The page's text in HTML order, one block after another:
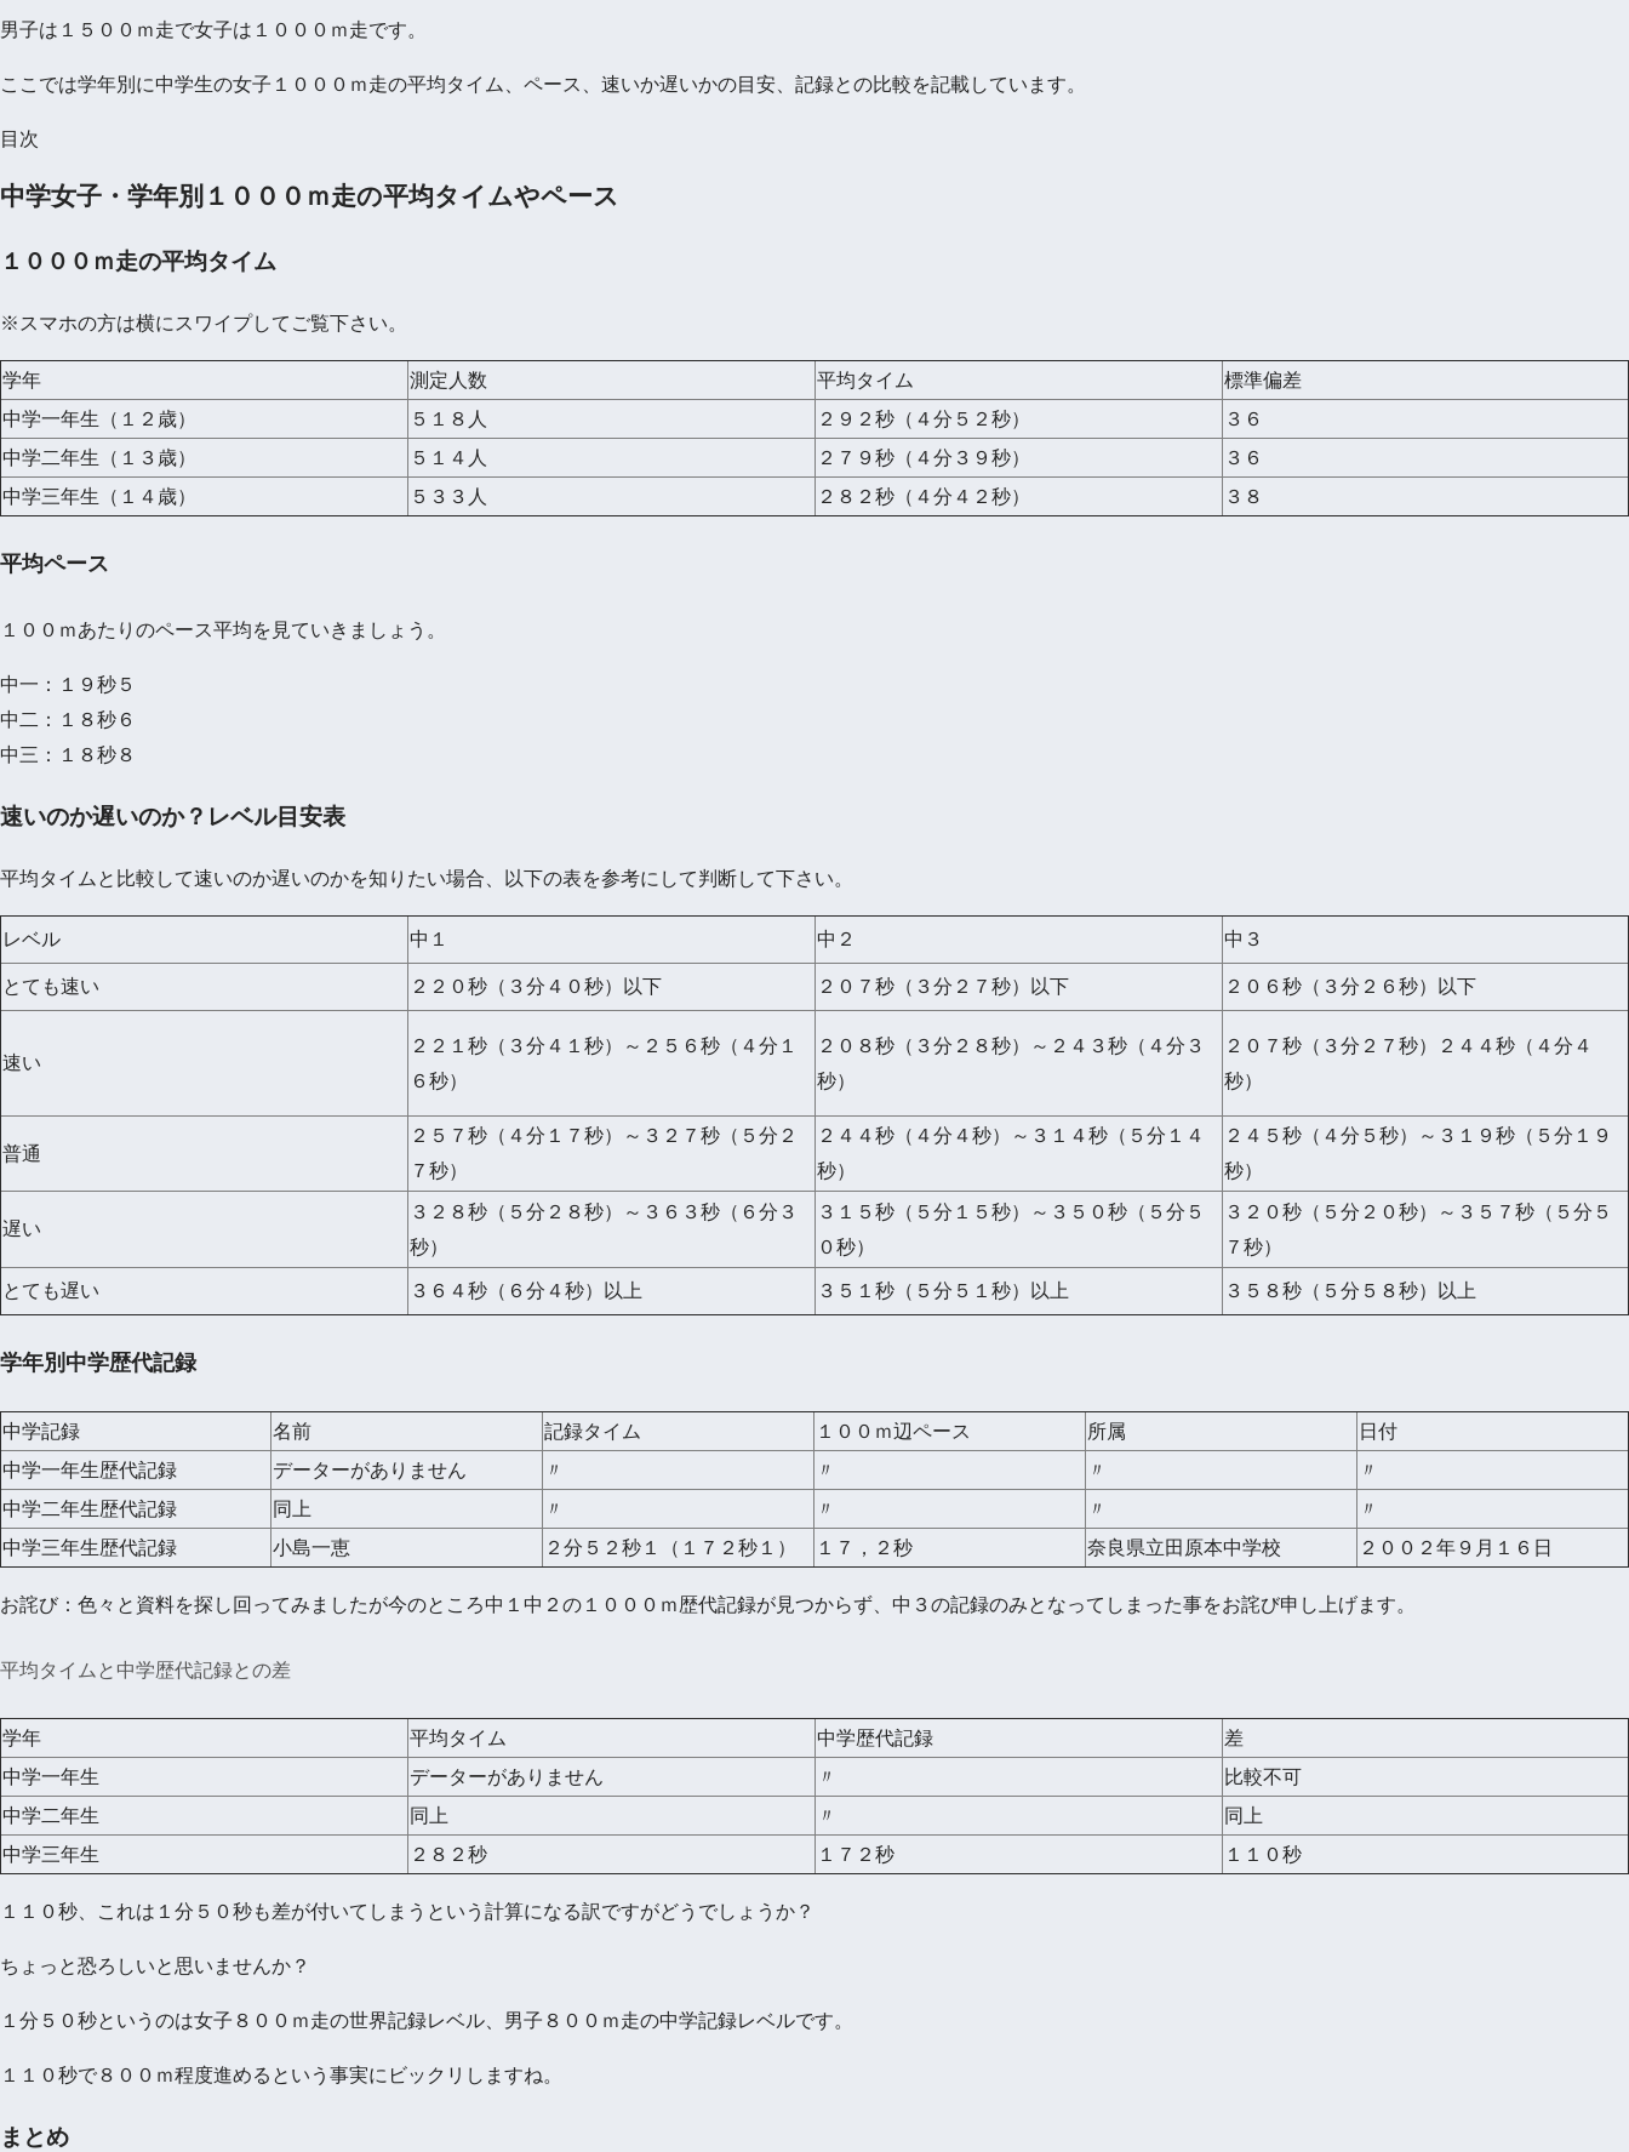
男子は１５００ｍ走で女子は１０００ｍ走です。
ここでは学年別に中学生の女子１０００ｍ走の平均タイム、ペース、速いか遅いかの目安、記録との比較を記載しています。
目次
中学女子・学年別１０００ｍ走の平均タイムやペース
１０００ｍ走の平均タイム
※スマホの方は横にスワイプしてご覧下さい。
学年 測定人数 平均タイム
標準偏差
中学一年生（１２歳）
５１８人 ２９２秒（４分５２秒）
３６
中学二年生（１３歳）
５１４人 ２７９秒（４分３９秒）
３６
中学三年生（１４歳）
５３３人 ２８２秒（４分４２秒） ３８
平均ペース
１００ｍあたりのペース平均を見ていきましょう。
中一：１９秒５
中二：１８秒６
中三：１８秒８
速いのか遅いのか？レベル目安表
平均タイムと比較して速いのか遅いのかを知りたい場合、以下の表を参考にして判断して下さい。
レベル 中１ 中２ 中３
とても速い ２２０秒（３分４０秒）以下 ２０７秒（３分２７秒）以下 ２０６秒（３分２６秒）以下
速い
２２１秒（３分４１秒）～２５６秒（４分１
６秒）
２０８秒（３分２８秒）～２４３秒（４分３
秒）
２０７秒（３分２７秒）２４４秒（４分４
秒）
普通
２５７秒（４分１７秒）～３２７秒（５分２
７秒）
２４４秒（４分４秒）～３１４秒（５分１４
秒）
２４５秒（４分５秒）～３１９秒（５分１９
秒）
遅い
３２８秒（５分２８秒）～３６３秒（６分３
秒）
３１５秒（５分１５秒）～３５０秒（５分５
０秒）
３２０秒（５分２０秒）～３５７秒（５分５
７秒）
とても遅い ３６４秒（６分４秒）以上 ３５１秒（５分５１秒）以上 ３５８秒（５分５８秒）以上
学年別中学歴代記録
中学記録 名前 記録タイム １００ｍ辺ペース 所属
日付
中学一年生歴代記録
データーがありません 〃 〃 〃
〃
中学二年生歴代記録
同上 〃 〃 〃
〃
中学三年生歴代記録
小島一恵 ２分５２秒１（１７２秒１） １７，２秒 奈良県立田原本中学校 ２００２年９月１６日
お詫び：色々と資料を探し回ってみましたが今のところ中１中２の１０００ｍ歴代記録が見つからず、中３の記録のみとなってしまった事をお詫び申し上げます。
平均タイムと中学歴代記録との差
学年 平均タイム 中学歴代記録
差
中学一年生
データーがありません 〃
比較不可
中学二年生
同上 〃
同上
中学三年生
２８２秒 １７２秒 １１０秒
１１０秒、これは１分５０秒も差が付いてしまうという計算になる訳ですがどうでしょうか？
ちょっと恐ろしいと思いませんか？
１分５０秒というのは女子８００ｍ走の世界記録レベル、男子８００ｍ走の中学記録レベルです。
１１０秒で８００ｍ程度進めるという事実にビックリしますね。
まとめ